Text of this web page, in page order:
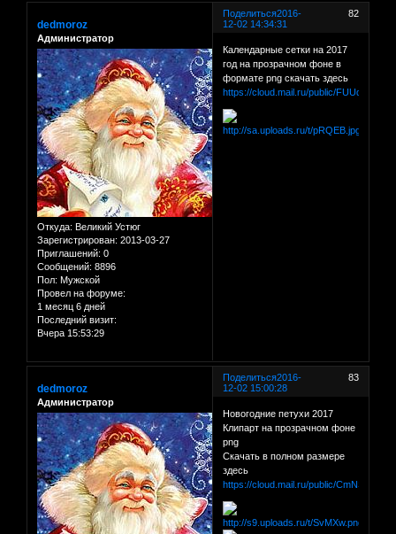
Поделиться 82
2016-
12-02 14:34:31
dedmoroz
Администратор
Откуда: Великий Устюг
Зарегистрирован: 2013-03-27
Приглашений: 0
Сообщений: 8896
Пол: Мужской
Провел на форуме:
1 месяц 6 дней
Последний визит:
Вчера 15:53:29
Календарные сетки на 2017
год на прозрачном фоне в
формате png скачать здесь
https://cloud.mail.ru/public/FUUd/
Поделиться 83
2016-
12-02 15:00:28
dedmoroz
Администратор
Новогодние петухи 2017
Клипарт на прозрачном фоне
png
Скачать в полном размере
здесь
https://cloud.mail.ru/public/CmNS/